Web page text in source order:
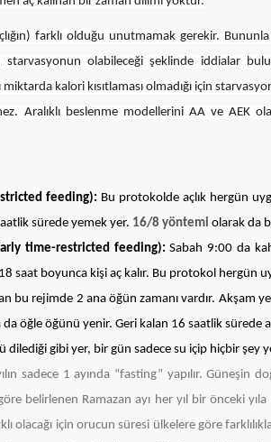
farklı olduğu unutmamak gerekir.
starvasyonun olabileceği şeklinde iddialar
miktarda kalori kısıtlaması olmadığı için
Aralıklı beslenme modellerini AA ve AEK
feeding): Bu protokolde açlık hergün
sürede yemek yer. 16/8 yöntemi olarak da
time-restricted feeding):Sabah 9:00 da
saat boyunca kişi aç kalır. Bu protokol hergün
bu rejimde 2 ana öğün zamanı vardır. Akşam
öğle öğünü yenir. Geri kalan 16 saatlik sürede
dilediği gibi yer, bir gün sadece su içip hiçbir şey
sadece 1 ayında “fasting” yapılır. Güneşin
belirlenen Ramazan ayı her yıl bir önceki
olacağı için orucun süresi ülkelere göre